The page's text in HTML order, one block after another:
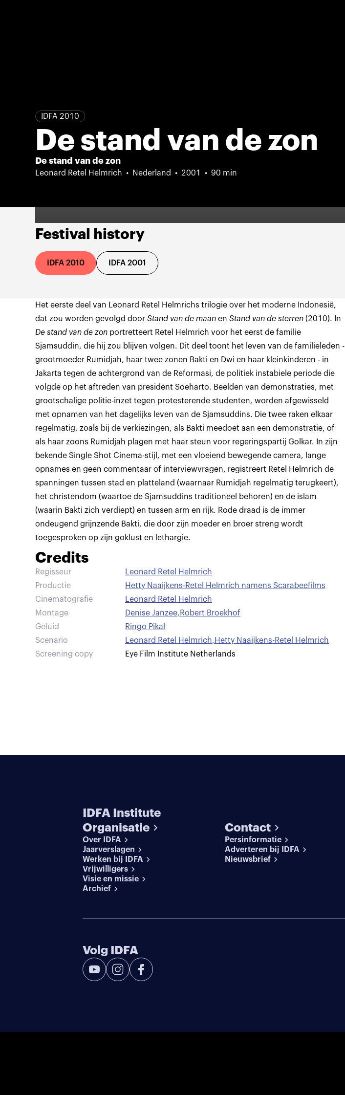
IDFA 2010
De stand van de zon
De stand van de zon
Leonard Retel Helmrich Nederland 2001 90 min
Festival history
IDFA 2010 IDFA 2001
Het eerste deel van Leonard Retel Helmrichs trilogie over het moderne Indonesië,
dat zou worden gevolgd door Stand van de maan en Stand van de sterren (2010). In
De stand van de zon portretteert Retel Helmrich voor het eerst de familie
Sjamsuddin, die hij zou blijven volgen. Dit deel toont het leven van de familieleden -
grootmoeder Rumidjah, haar twee zonen Bakti en Dwi en haar kleinkinderen - in
Jakarta tegen de achtergrond van de Reformasi, de politiek instabiele periode die
volgde op het aftreden van president Soeharto. Beelden van demonstraties, met
grootschalige politie-inzet tegen protesterende studenten, worden afgewisseld
met opnamen van het dagelijks leven van de Sjamsuddins. Die twee raken elkaar
regelmatig, zoals bij de verkiezingen, als Bakti meedoet aan een demonstratie, of
als haar zoons Rumidjah plagen met haar steun voor regeringspartij Golkar. In zijn
bekende Single Shot Cinema-stijl, met een vloeiend bewegende camera, lange
opnames en geen commentaar of interviewvragen, registreert Retel Helmrich de
spanningen tussen stad en platteland (waarnaar Rumidjah regelmatig terugkeert),
het christendom (waartoe de Sjamsuddins traditioneel behoren) en de islam
(waarin Bakti zich verdiept) en tussen arm en rijk. Rode draad is de immer
ondeugend grijnzende Bakti, die door zijn moeder en broer streng wordt
toegesproken op zijn goklust en lethargie.
Credits
Regisseur
Leonard Retel Helmrich
Productie
Hetty Naaijkens-Retel Helmrich namens Scarabeefilms
Cinematografie
Leonard Retel Helmrich
Montage
Denise Janzee,Robert Broekhof
Geluid
Ringo Pikal
Scenario
Leonard Retel Helmrich,Hetty Naaijkens-Retel Helmrich
Screening copy
Eye Film Institute Netherlands
IDFA Institute
Organisatie
Over IDFA
Jaarverslagen
Werken bij IDFA
Vrijwilligers
Visie en missie
Archief
Contact
Persinformatie
Adverteren bij IDFA
Nieuwsbrief
Volg IDFA